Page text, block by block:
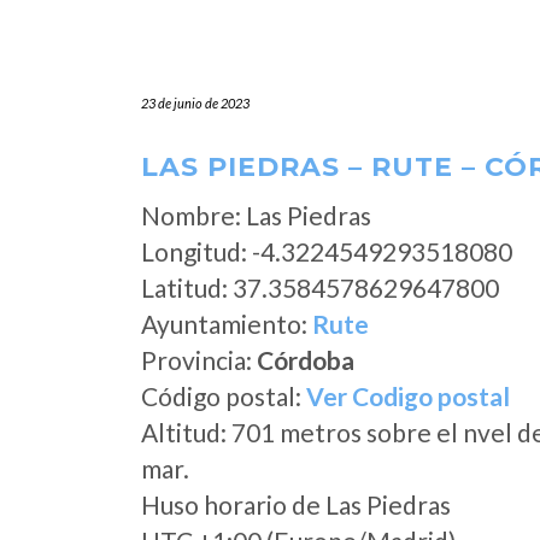
23 de junio de 2023
LAS PIEDRAS – RUTE –
Nombre: Las Piedras
Longitud: -4.3224549293518080
Latitud: 37.3584578629647800
Ayuntamiento: Rute
Provincia: Córdoba
Código postal: Ver Codigo postal
Altitud: 701 metros sobre el nvel
mar.
Huso horario de Las Piedras